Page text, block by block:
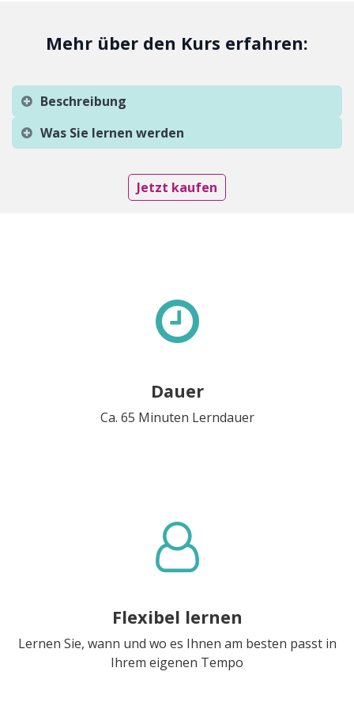
Mehr über den Kurs erfahren:
Beschreibung
Was Sie lernen werden
Jetzt kaufen
Dauer
Ca. 65 Minuten Lerndauer
Flexibel lernen
Lernen Sie, wann und wo es Ihnen am besten passt in
Ihrem eigenen Tempo